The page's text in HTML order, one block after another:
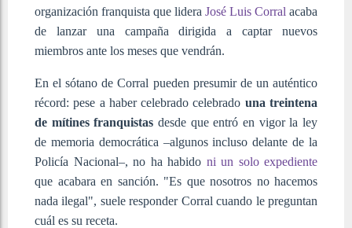
organización franquista que lidera José Luis Corral acaba
de lanzar una campaña dirigida a captar nuevos
miembros ante los meses que vendrán.
En el sótano de Corral pueden presumir de un auténtico
récord: pese a haber celebrado celebrado una treintena
de mítines franquistas desde que entró en vigor la ley
de memoria democrática –algunos incluso delante de la
Policía Nacional–, no ha habido ni un solo expediente
que acabara en sanción. "Es que nosotros no hacemos
nada ilegal", suele responder Corral cuando le preguntan
cuál es su receta.